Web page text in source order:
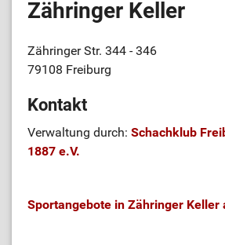
Zähringer Keller
Zähringer Str. 344 - 346
79108 Freiburg
Kontakt
Verwaltung durch: Schachklub
1887 e.V.
Sportangebote in Zähringer Keller